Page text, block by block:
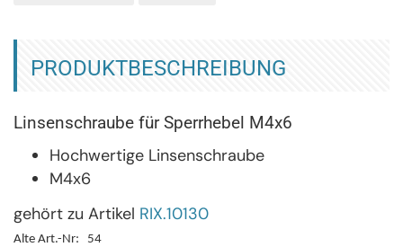
PRODUKTBESCHREIBUNG
Linsenschraube für Sperrhebel M4x6
Hochwertige Linsenschraube
M4x6
gehört zu Artikel RIX.10130
Alte Art.-Nr: 54